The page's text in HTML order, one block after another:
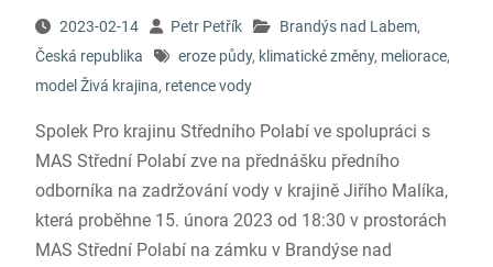
2023-02-14 Petr Petřík Brandýs nad Labem,
Česká republika
eroze půdy, klimatické změny, meliorace,
model Živá krajina, retence vody
Spolek Pro krajinu Středního Polabí ve spolupráci s
MAS Střední Polabí zve na přednášku předního
odborníka na zadržování vody v krajině Jiřího Malíka,
která proběhne 15. února 2023 od 18:30 v prostorách
MAS Střední Polabí na zámku v Brandýse nad